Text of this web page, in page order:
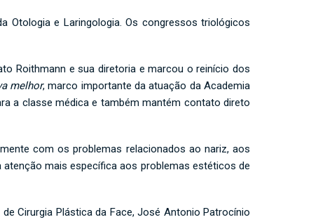
Otologia e Laringologia. Os congressos triológicos
Roithmann e sua diretoria e marcou o reinício dos
melhor, marco importante da atuação da Academia
a classe médica e também mantém contato direto
com os problemas relacionados ao nariz, aos
mais específica aos problemas estéticos de
Cirurgia Plástica da Face, José Antonio Patrocínio